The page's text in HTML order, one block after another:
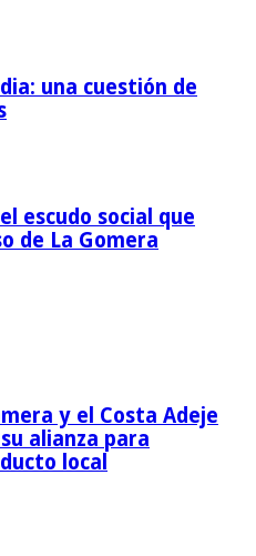
una cuestión de
escudo social que
de La Gomera
y el Costa Adeje
alianza para
local